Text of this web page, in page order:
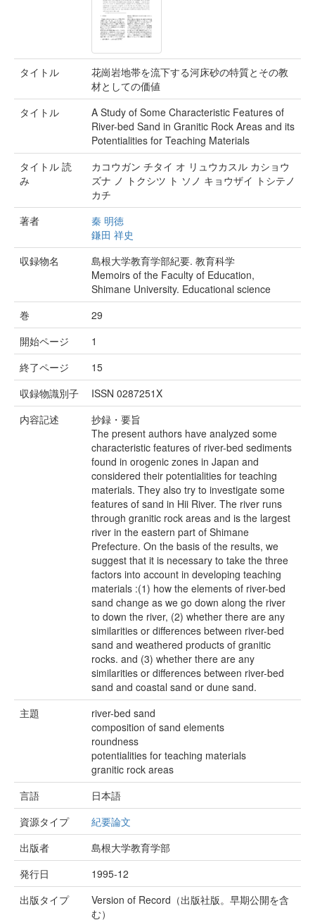
タイトル
花崗岩地帯を流下する河床砂の特質とその教
材としての価値
タイトル
A Study of Some Characteristic Features of
River-bed Sand in Granitic Rock Areas and its
Potentialities for Teaching Materials
タイトル 読
み
カコウガン チタイ オ リュウカスル カショウ
ズナ ノ トクシツ ト ソノ キョウザイ トシテノ
カチ
著者
秦 明徳
鎌田 祥史
収録物名
島根大学教育学部紀要. 教育科学
Memoirs of the Faculty of Education,
Shimane University. Educational science
巻
29
開始ページ
1
終了ページ
15
収録物識別子
ISSN 0287251X
内容記述
抄録・要旨
The present authors have analyzed some
characteristic features of river-bed sediments
found in orogenic zones in Japan and
considered their potentialities for teaching
materials. They also try to investigate some
features of sand in Hii River. The river runs
through granitic rock areas and is the largest
river in the eastern part of Shimane
Prefecture. On the basis of the results, we
suggest that it is necessary to take the three
factors into account in developing teaching
materials :(1) how the elements of river-bed
sand change as we go down along the river
to down the river, (2) whether there are any
similarities or differences between river-bed
sand and weathered products of granitic
rocks. and (3) whether there are any
similarities or differences between river-bed
sand and coastal sand or dune sand.
主題
river-bed sand
composition of sand elements
roundness
potentialities for teaching materials
granitic rock areas
言語
日本語
資源タイプ
紀要論文
出版者
島根大学教育学部
発行日
1995-12
出版タイプ
Version of Record（出版社版。早期公開を含
む）